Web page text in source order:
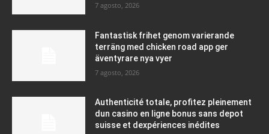
7 agosto, 2026
Fantastisk frihet genom varierande
terräng med chicken road app ger
äventyrare nya vyer
7 agosto, 2026
Authenticité totale, profitez pleinement
dun casino en ligne bonus sans depot
suisse et dexpériences inédites